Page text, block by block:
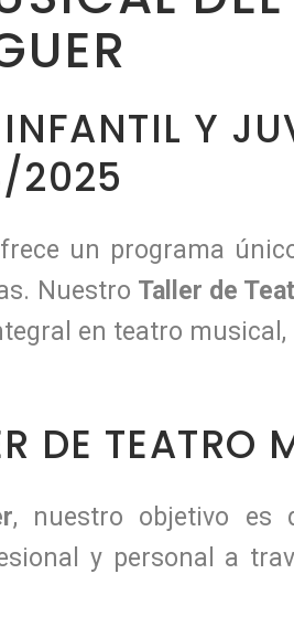
Y
2025
un programa
Nuestro Taller de
en teatro
DE TEATRO
, nuestro objetivo es
y personal a